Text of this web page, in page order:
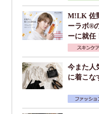
M!LK 佐
ーラボ®
ーに就任
今また人
に着こな